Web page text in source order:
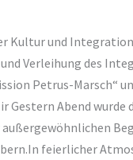
Kultur und
Verleihung des
Petrus-Marsch“
Gestern Abend wurde
feierlicher